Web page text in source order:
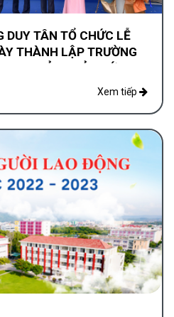
DUY TÂN TỔ CHỨC LỄ
THÀNH LẬP TRƯỜNG
Xem tiếp